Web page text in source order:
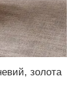
золота